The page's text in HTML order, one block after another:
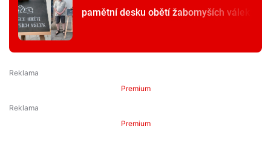
pamětní desku obětí žabomyších válek
Premium
Premium